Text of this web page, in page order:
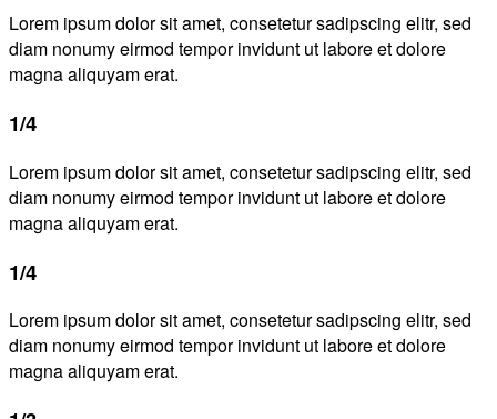
Lorem ipsum dolor sit amet, consetetur sadipscing elitr, sed
diam nonumy eirmod tempor invidunt ut labore et dolore
magna aliquyam erat.
1/4
Lorem ipsum dolor sit amet, consetetur sadipscing elitr, sed
diam nonumy eirmod tempor invidunt ut labore et dolore
magna aliquyam erat.
1/4
Lorem ipsum dolor sit amet, consetetur sadipscing elitr, sed
diam nonumy eirmod tempor invidunt ut labore et dolore
magna aliquyam erat.